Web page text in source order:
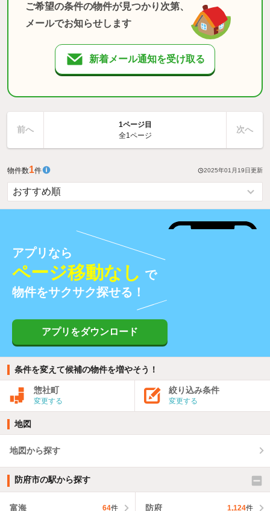
ご希望の条件の物件が見つかり次第、
メールでお知らせします
新着メール通知を受け取る
前へ
1ページ目
全1ページ
次へ
物件数1件 2025年01月19日更新
アプリなら
ページ移動なし で
物件をサクサク探せる！
アプリをダウンロード
条件を変えて候補の物件を増やそう！
惣社町
変更する
絞り込み条件
変更する
地図
地図から探す
防府市の駅から探す
富海 64件 防府 1,124件